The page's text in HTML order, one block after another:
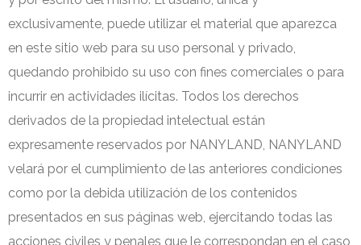
exclusivamente, puede utilizar el material que aparezca
en este sitio web para su uso personal y privado,
quedando prohibido su uso con fines comerciales o para
incurrir en actividades ilícitas. Todos los derechos
derivados de la propiedad intelectual están
expresamente reservados por NANYLAND, NANYLAND
velará por el cumplimiento de las anteriores condiciones
como por la debida utilización de los contenidos
presentados en sus páginas web, ejercitando todas las
acciones civiles y penales que le correspondan en el caso